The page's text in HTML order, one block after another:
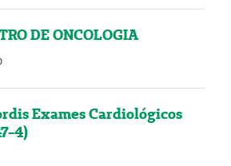
DE ONCOLOGIA
Exames Cardiológicos
4)